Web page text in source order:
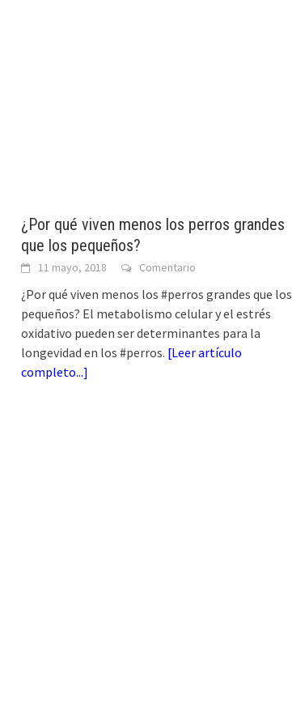
¿Por qué viven menos los perros grandes
que los pequeños?
11 mayo, 2018 Comentario
¿Por qué viven menos los #perros grandes que los
pequeños? El metabolismo celular y el estrés
oxidativo pueden ser determinantes para la
longevidad en los #perros. [Leer artículo
completo...]